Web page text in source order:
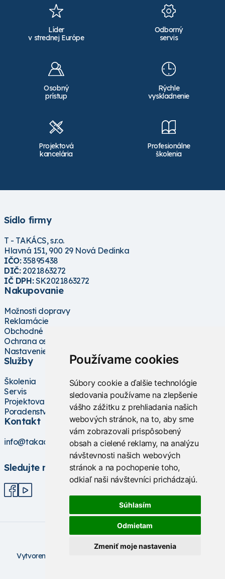
Používame cookies
Súbory cookie a ďalšie technológie
sledovania používame na zlepšenie
vášho zážitku z prehliadania našich
webových stránok, na to, aby sme
vám zobrazovali prispôsobený
obsah a cielené reklamy, na analýzu
návštevnosti našich webových
stránok a na pochopenie toho,
odkiaľ naši návštevníci prichádzajú.
Súhlasím
Odmietam
Zmeniť moje nastavenia
Líder
v strednej Európe
Odborný
servis
Osobný
prístup
Rýchle
vyskladnenie
Projektová
kancelária
Profesionálne
školenia
Sídlo firmy
T - TAKÁCS, s.r.o.
Hlavná 151, 900 29 Nová Dedinka
IČO:35895438
DIČ:2021863272
IČ DPH:SK2021863272
Nakupovanie
Možnosti dopravy
Reklamácie
Obchodné podmienky
Ochrana osobných údajov
Nastavenie cookies
Služby
Školenia
Servis
Projektovanie
Poradenstvo
Kontakt
info@takacs.sk
Sledujte nás
Vytvorené na technológii BarIS .NET